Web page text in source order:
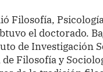
Filosofía,
el doctorado.
de Investigación
Filosofía y